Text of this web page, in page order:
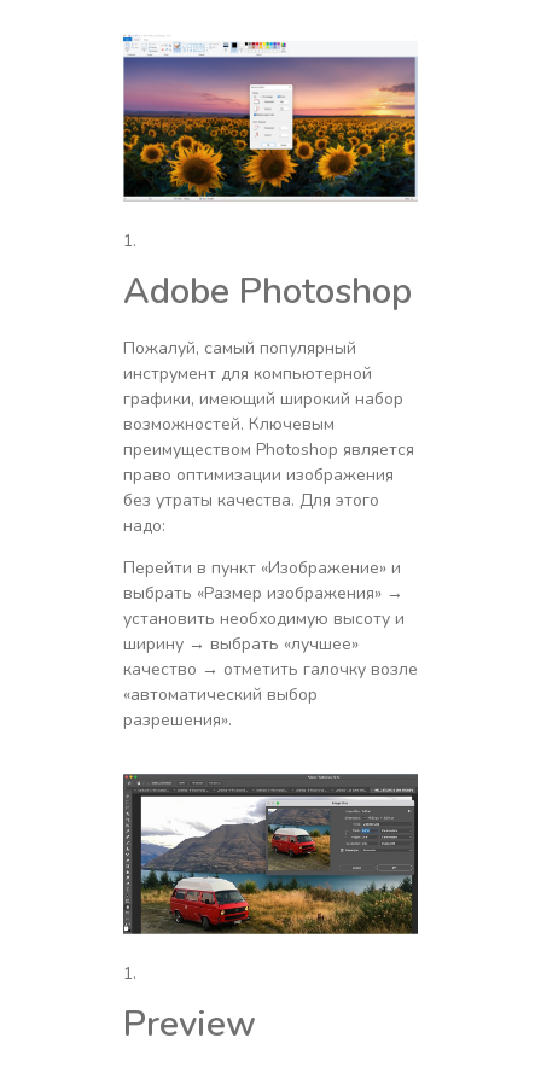
Adobe Photoshop
Пожалуй, самый популярный
инструмент для компьютерной
графики, имеющий широкий набор
возможностей. Ключевым
преимуществом Photoshop является
право оптимизации изображения
без утраты качества. Для этого
надо:
Перейти в пункт «Изображение» и
выбрать «Размер изображения» →
установить необходимую высоту и
ширину → выбрать «лучшее»
качество → отметить галочку возле
«автоматический выбор
разрешения».
Preview